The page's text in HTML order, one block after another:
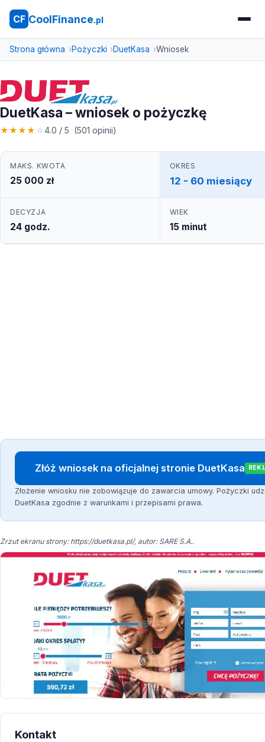
CF CoolFinance.pl
Strona główna Pożyczki DuetKasa Wniosek
DuetKasa – wniosek o pożyczkę
★★★★ ☆4.0 / 5 (501 opinii)
MAKS. KWOTA
25 000 zł
OKRES
12 - 60 miesiący
DECYZJA
24 godz.
WIEK
15 minut
Złóż wniosek na oficjalnej stronie DuetKasa
Złożenie wniosku nie zobowiązuje do zawarcia umowy. Pożyczki
DuetKasa zgodnie z warunkami i przepisami prawa.
Zrzut ekranu strony: https://duetkasa.pl/, autor: SARE S.A..
Kontakt